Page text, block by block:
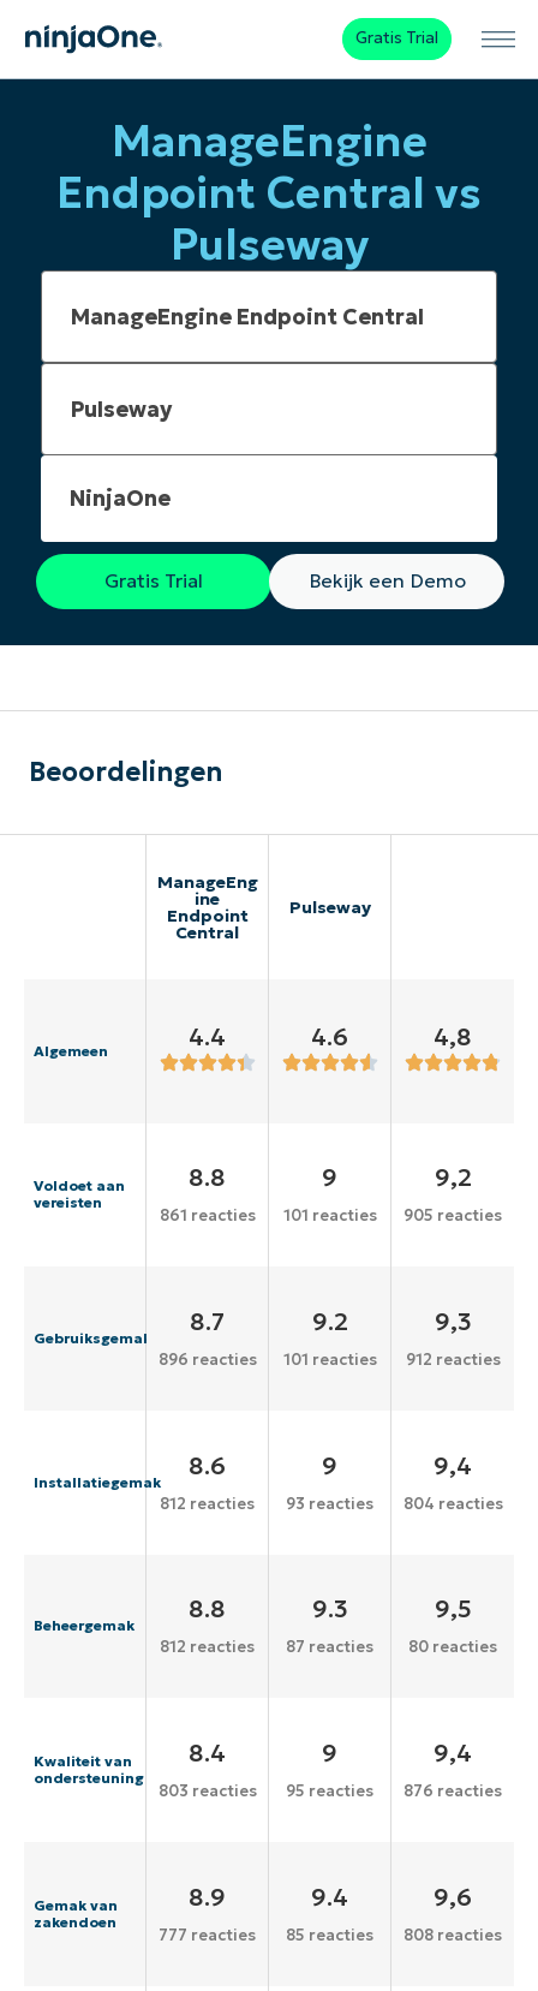
Gratis Trial
ManageEngine
Endpoint Central vs
Pulseway
NinjaOne
Gratis Trial Bekijk een Demo
Beoordelingen
ManageEng
ine
Endpoint
Central
Pulseway
Algemeen 4.4 4.6 4,8
Voldoet aan
vereisten
8.8
861 reacties
9
101 reacties
9,2
905 reacties
Gebruiksgemak
8.7
896 reacties
9.2
101 reacties
9,3
912 reacties
Installatiegemak
8.6
812 reacties
9
93 reacties
9,4
804 reacties
Beheergemak
8.8
812 reacties
9.3
87 reacties
9,5
80 reacties
Kwaliteit van
ondersteuning
8.4
803 reacties
9
95 reacties
9,4
876 reacties
Gemak van
zakendoen
8.9
777 reacties
9.4
85 reacties
9,6
808 reacties